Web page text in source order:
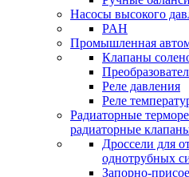
Насосы высокого
PAH
Промышленная
Клапаны
Реле давления
Реле
Радиаторные
радиаторные
Дроссели для
однотрубных
Запорно-